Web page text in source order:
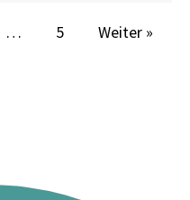
… 5 Weiter »